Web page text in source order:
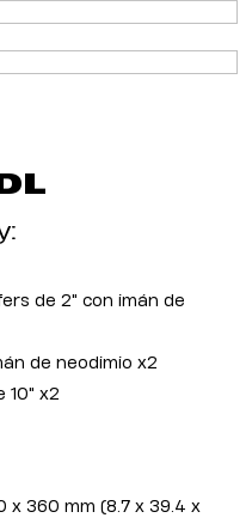
de 2" con imán de
de neodimio x2
10" x2
x 360 mm (8.7 x 39.4 x